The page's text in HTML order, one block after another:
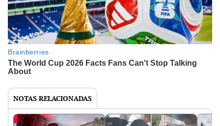
NOTAS RELACIONADAS